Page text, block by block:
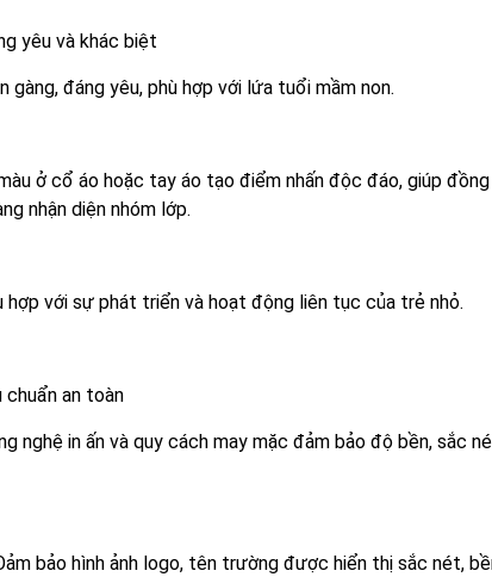
yêu và khác biệt
gàng, đáng yêu, phù hợp với lứa tuổi mầm non.
ở cổ áo hoặc tay áo tạo điểm nhấn độc đáo, giúp
nhận diện nhóm lớp.
hợp với sự phát triển và hoạt động liên tục của trẻ nhỏ.
chuẩn an toàn
nghệ in ấn và quy cách may mặc đảm bảo độ bền, sắc
bảo hình ảnh logo, tên trường được hiển thị sắc nét,